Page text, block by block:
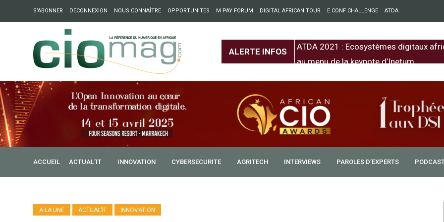
S’ABONNER DECONNEXION NOUS CONNAÎTRE OPPORTUNITES M PAY FORUM DIGITAL AFRICAN TOUR E.CONF CHALLENGE ATDA
ALERTE INFOS
: Partech Shaker lance Chapter54 pour créer des ponts entre l’Europe et
ATDA 2021 : Ecosystèmes digitaux
au menu de la keynote d’Inetum
ACCUEIL ACTUAL’IT INNOVATION CYBERSECURITE AGRITECH INTERVIEWS PAROLES D’EXPERTS
A LA UNE ACTUAL’IT INNOVATION